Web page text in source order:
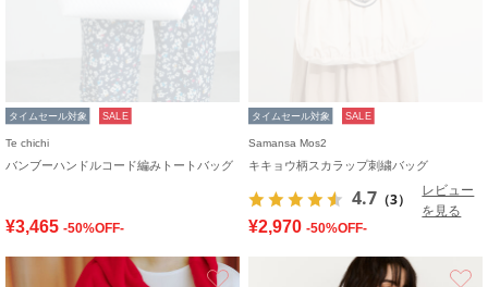
タイムセール対象 SALE
Te chichi
バンブーハンドルコード編みトートバッグ
¥3,465 -50%OFF-
タイムセール対象 SALE
Samansa Mos2
キキョウ柄スカラップ刺繍バッグ
4.7 （3）
レビュー
を見る
¥2,970 -50%OFF-